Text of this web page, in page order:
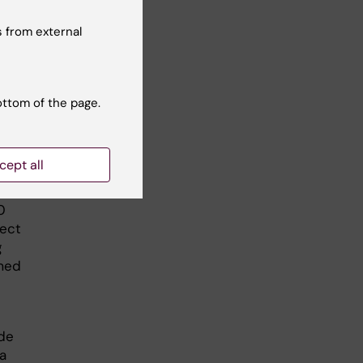
from external
of the page.
all